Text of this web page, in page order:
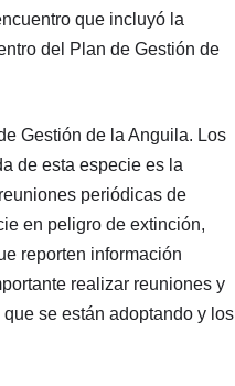
que incluyó la
del Plan de Gestión de
Gestión de la Anguila. Los
de esta especie es la
periódicas de
en peligro de extinción,
reporten información
realizar reuniones y
se están adoptando y los